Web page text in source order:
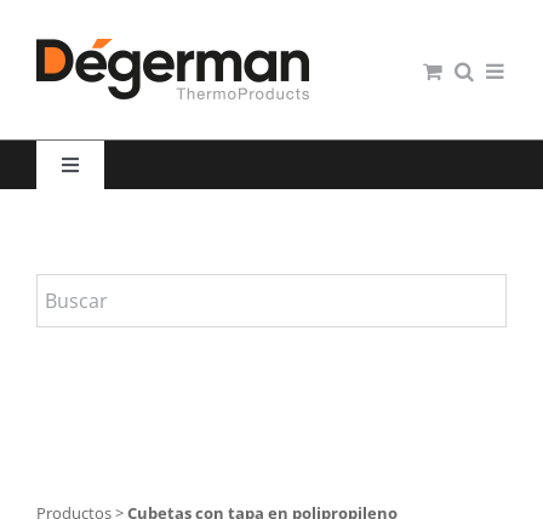
contenido
Toggle
Hospitales
Productos>Cubetas con tapa en polipropileno